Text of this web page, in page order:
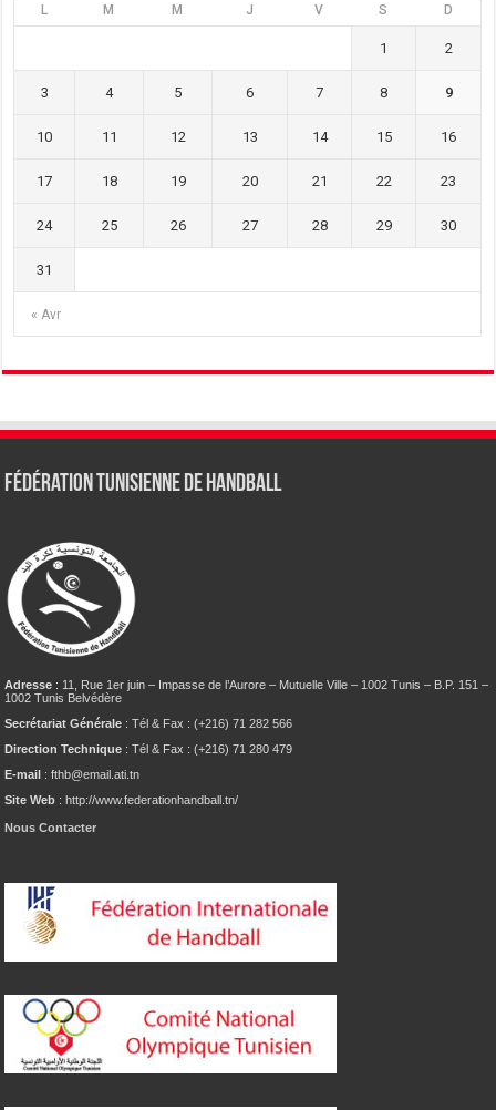
L M M J V S D
« Avr
1 2
3 4 5 6 7 8 9
10 11 12 13 14 15 16
17 18 19 20 21 22 23
24 25 26 27 28 29 30
31
Fédération tunisienne de Handball
Adresse : 11, Rue 1er juin – Impasse de l’Aurore – Mutuelle Ville – 1002 Tunis – B.P. 151 –
1002 Tunis Belvédère
Secrétariat Générale : Tél & Fax : (+216) 71 282 566
Direction Technique : Tél & Fax : (+216) 71 280 479
E-mail : fthb@email.ati.tn
Site Web : http://www.federationhandball.tn/
Nous Contacter